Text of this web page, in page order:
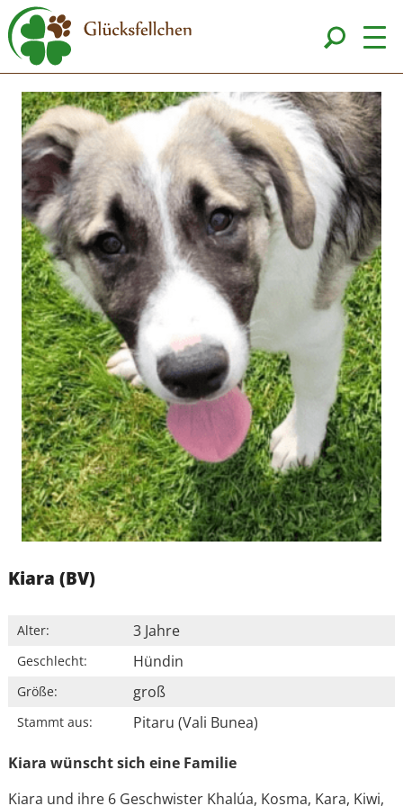
Kiara (BV)
Alter: 3 Jahre
Geschlecht: Hündin
Größe: groß
Stammt aus: Pitaru (Vali Bunea)
Kiara wünscht sich eine Familie
Kiara und ihre 6 Geschwister Khalúa, Kosma, Kara, Kiwi,